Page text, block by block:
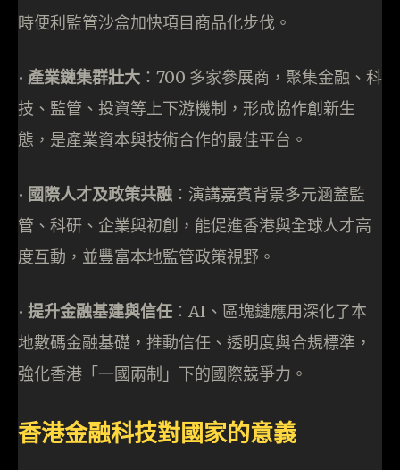
時便利監管沙盒加快項目商品化步伐。
•⁠ ⁠ 產業鏈集群壯大 ：700 多家參展商，聚集金融、科
技、監管、投資等上下游機制，形成協作創新生
態，是產業資本與技術合作的最佳平台。
•⁠ ⁠ 國際人才及政策共融 ：演講嘉賓背景多元涵蓋監
管、科研、企業與初創，能促進香港與全球人才高
度互動，並豐富本地監管政策視野。
•⁠ ⁠ 提升金融基建與信任 ：AI、區塊鏈應用深化了本
地數碼金融基礎，推動信任、透明度與合規標準，
強化香港「一國兩制」下的國際競爭力。
香港金融科技對國家的意義